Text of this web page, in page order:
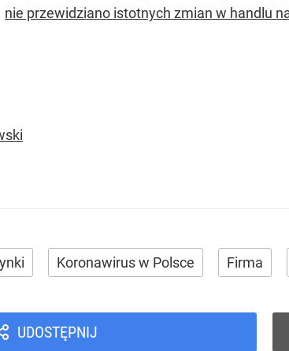
nie przewidziano istotnych zmian w handlu
Koronawirus w Polsce Firma
UDOSTĘPNIJ